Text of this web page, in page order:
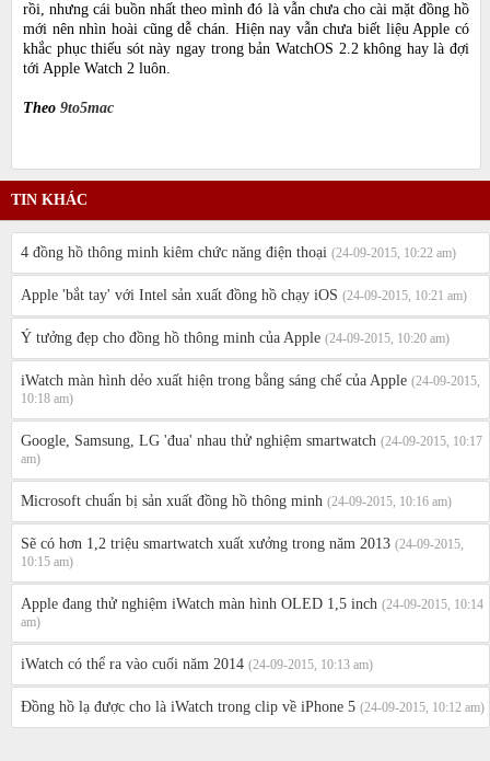
rồi, nhưng cái buồn nhất theo mình đó là vẫn chưa cho cài mặt đồng hồ
mới nên nhìn hoài cũng dễ chán. Hiện nay vẫn chưa biết liệu Apple có
khắc phục thiếu sót này ngay trong bản WatchOS 2.2 không hay là đợi
tới Apple Watch 2 luôn.
Theo 9to5mac
TIN KHÁC
4 đồng hồ thông minh kiêm chức năng điện thoại (24-09-2015, 10:22 am)
Apple 'bắt tay' với Intel sản xuất đồng hồ chạy iOS (24-09-2015, 10:21 am)
Ý tưởng đẹp cho đồng hồ thông minh của Apple (24-09-2015, 10:20 am)
iWatch màn hình dẻo xuất hiện trong bằng sáng chế của Apple (24-09-2015,
10:18 am)
Google, Samsung, LG 'đua' nhau thử nghiệm smartwatch (24-09-2015, 10:17
am)
Microsoft chuẩn bị sản xuất đồng hồ thông minh (24-09-2015, 10:16 am)
Sẽ có hơn 1,2 triệu smartwatch xuất xưởng trong năm 2013 (24-09-2015,
10:15 am)
Apple đang thử nghiệm iWatch màn hình OLED 1,5 inch (24-09-2015, 10:14
am)
iWatch có thể ra vào cuối năm 2014 (24-09-2015, 10:13 am)
Đồng hồ lạ được cho là iWatch trong clip về iPhone 5 (24-09-2015, 10:12 am)